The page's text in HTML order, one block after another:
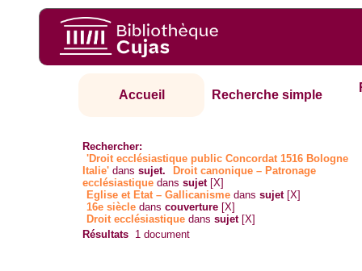
Accueil Recherche simple
Rechercher:
'Droit ecclésiastique public Concordat 1516 Bologne
Italie' danssujet.
Droit canonique – Patronage
ecclésiastique danssujet [X]
Eglise et Etat – Gallicanisme danssujet [X]
16e siècle danscouverture [X]
Droit ecclésiastique danssujet [X]
Résultats 1 document